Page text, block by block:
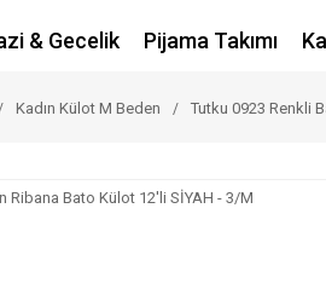
& Gecelik Pijama Takımı
Kadın Külot M Beden Tutku 0923 Renkli